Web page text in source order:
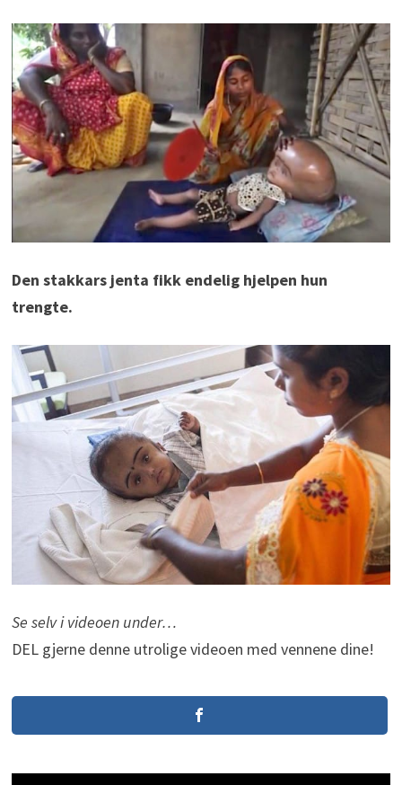
Den stakkars jenta fikk endelig hjelpen hun
trengte.
Se selv i videoen under…
DEL gjerne denne utrolige videoen med vennene dine!